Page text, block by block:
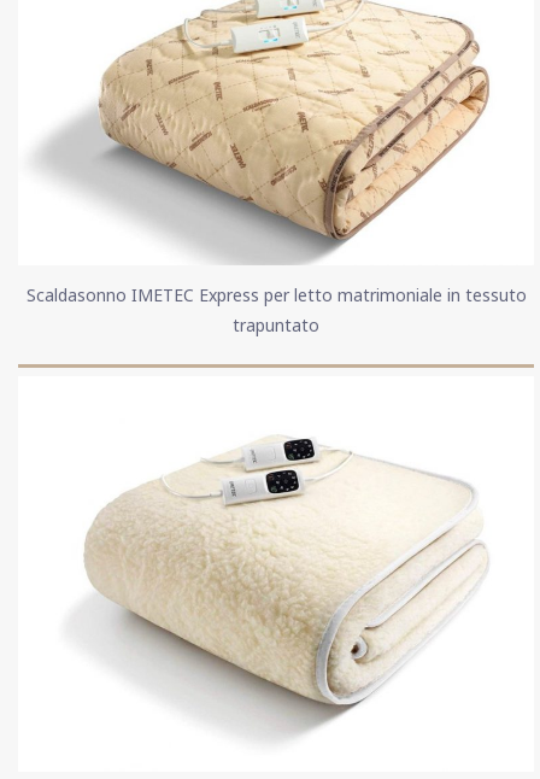
Scaldasonno IMETEC Express per letto matrimoniale in tessuto
trapuntato